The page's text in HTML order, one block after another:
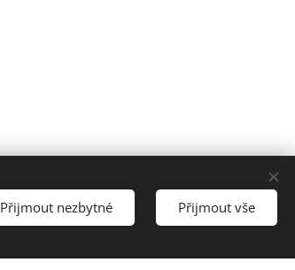
Přijmout nezbytné Přijmout vše